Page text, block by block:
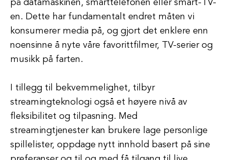
på datamaskinen, smarttelefonen eller smart-TV-
en. Dette har fundamentalt endret måten vi
konsumerer media på, og gjort det enklere enn
noensinne å nyte våre favorittfilmer, TV-serier og
musikk på farten.
I tillegg til bekvemmelighet, tilbyr
streamingteknologi også et høyere nivå av
fleksibilitet og tilpasning. Med
streamingtjenester kan brukere lage personlige
spillelister, oppdage nytt innhold basert på sine